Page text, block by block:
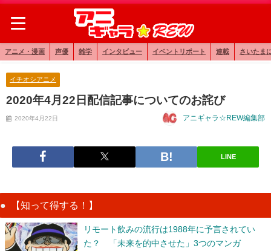
アニメ・漫画 声優 雑学 インタビュー イベントリポート 連載 さいたま
イチオシアニメ
2020年4月22日配信記事についてのお詫び
2020年4月22日 アニギャラ☆REW編集部
LINE
【知って得する！】
リモート飲みの流行は1988年に予言されてい
た？ 「未来を的中させた」3つのマンガ